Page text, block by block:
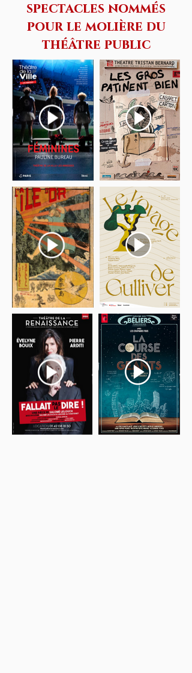
spectacles nommés
pour le molière du
théâtre public